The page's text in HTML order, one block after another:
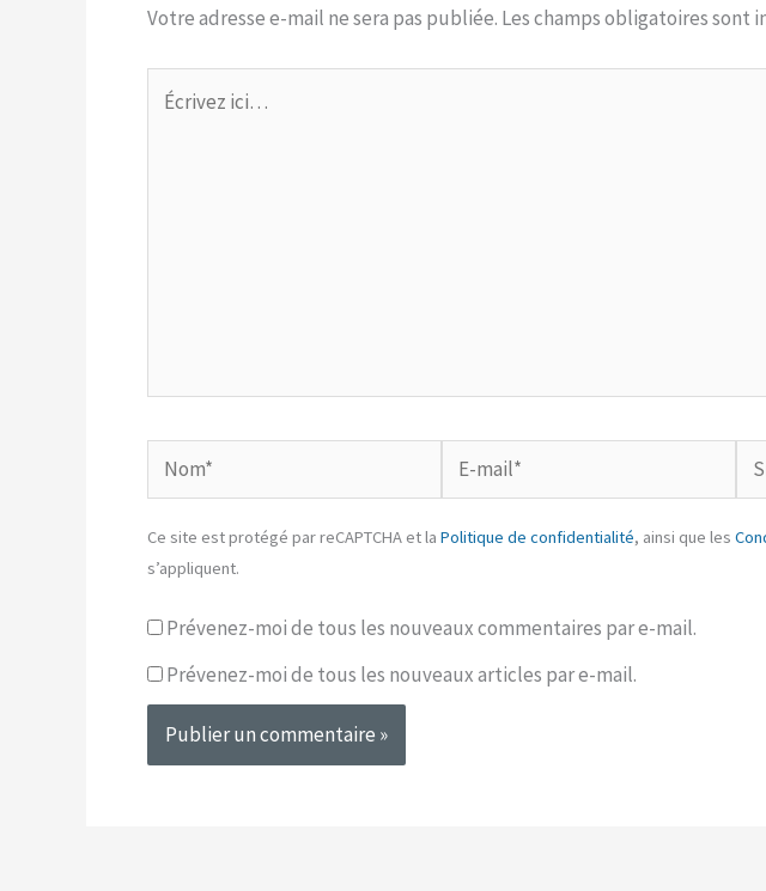
Votre adresse e-mail ne sera pas publiée. Les champs obligatoires sont
Écrivez
Nom*
mail*
Ce site est protégé par reCAPTCHA et la Politique de confidentialité, ainsi que les
s’appliquent.
Prévenez-moi de tous les nouveaux commentaires par e-mail.
Prévenez-moi de tous les nouveaux articles par e-mail.